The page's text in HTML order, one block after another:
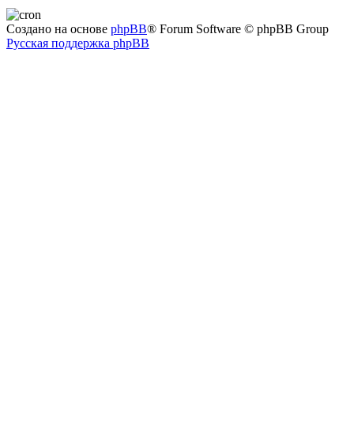
Создано на основе phpBB® Forum Software © phpBB Group
Русская поддержка phpBB